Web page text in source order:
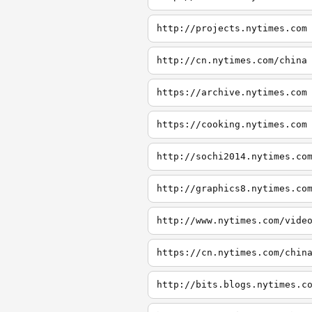
http://projects.nytimes.com
http://cn.nytimes.com/china
https://archive.nytimes.com
https://cooking.nytimes.com
http://sochi2014.nytimes.com
http://graphics8.nytimes.com
http://www.nytimes.com/video
https://cn.nytimes.com/china
http://